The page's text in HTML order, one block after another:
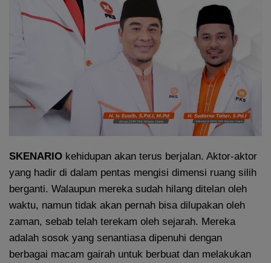
SKENARIO kehidupan akan terus berjalan. Aktor-aktor
yang hadir di dalam pentas mengisi dimensi ruang silih
berganti. Walaupun mereka sudah hilang ditelan oleh
waktu, namun tidak akan pernah bisa dilupakan oleh
zaman, sebab telah terekam oleh sejarah. Mereka
adalah sosok yang senantiasa dipenuhi dengan
berbagai macam gairah untuk berbuat dan melakukan